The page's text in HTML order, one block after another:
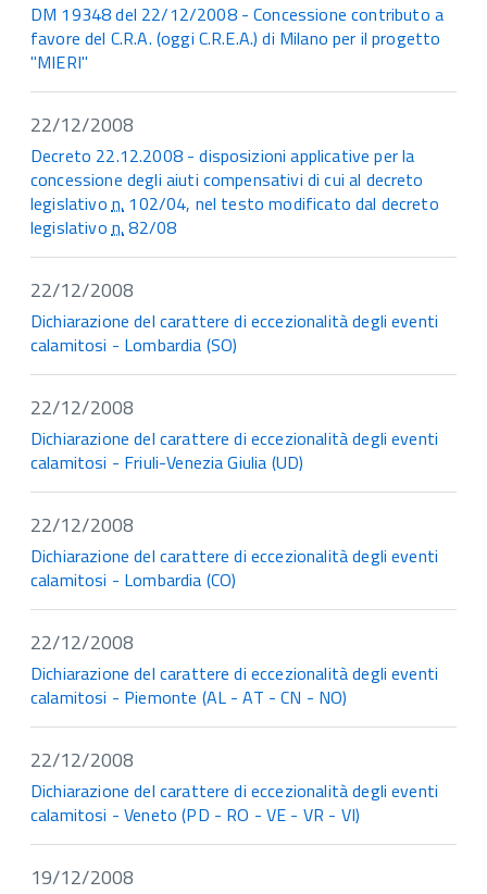
DM 19348 del 22/12/2008 - Concessione contributo a
favore del C.R.A. (oggi C.R.E.A.) di Milano per il progetto
"MIERI"
22/12/2008
Decreto 22.12.2008 - disposizioni applicative per la
concessione degli aiuti compensativi di cui al decreto
legislativon. 102/04, nel testo modificato dal decreto
legislativon.82/08
22/12/2008
Dichiarazione del carattere di eccezionalità degli eventi
calamitosi - Lombardia (SO)
22/12/2008
Dichiarazione del carattere di eccezionalità degli eventi
calamitosi - Friuli-Venezia Giulia (UD)
22/12/2008
Dichiarazione del carattere di eccezionalità degli eventi
calamitosi - Lombardia (CO)
22/12/2008
Dichiarazione del carattere di eccezionalità degli eventi
calamitosi - Piemonte (AL - AT - CN - NO)
22/12/2008
Dichiarazione del carattere di eccezionalità degli eventi
calamitosi - Veneto (PD - RO - VE - VR - VI)
19/12/2008